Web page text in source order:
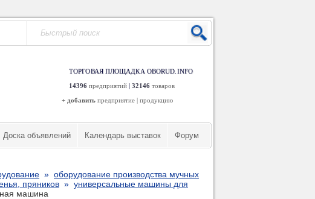
ТОРГОВАЯ ПЛОЩАДКА OBORUD.INFO
14396 предприятий | 32146 товаров
+ добавить предприятие | продукцию
Доска объявлений Календарь выставок Форум
» оборудование производства мучных
пряников » универсальные машины для
машина